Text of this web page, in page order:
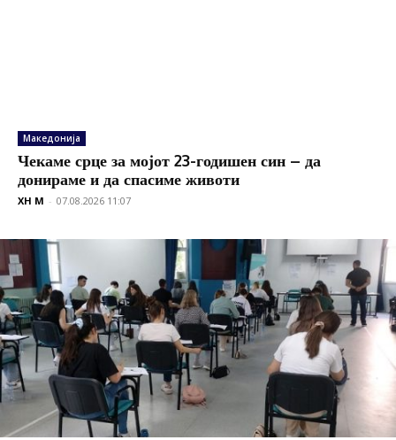
Македонија
Чекаме срце за мојот 23-годишен син – да
донираме и да спасиме животи
XH M - 07.08.2026 11:07